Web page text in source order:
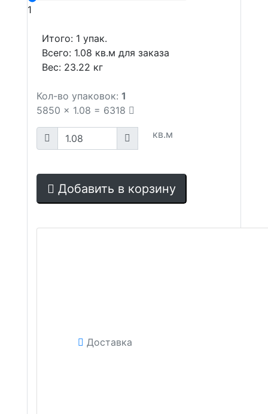
1
Итого: 1 упак.
Всего: 1.08 кв.м для заказа
Вес: 23.22 кг
Кол-во упаковок: 1
5850 x 1.08 = 6318
кв.м
Добавить в корзину
Доставка